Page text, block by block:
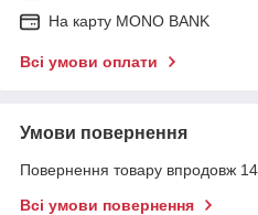
На карту MONO BANK
Всі умови оплати
Умови повернення
Повернення товару впродовж 14
Всі умови повернення